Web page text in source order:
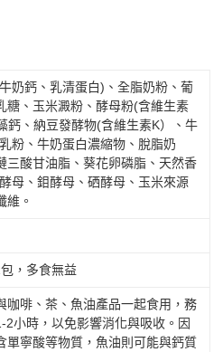
奶鈣、乳清蛋白)、全脂奶粉、葡
糖、玉米澱粉、酵母粉(含維生素
鈣、納豆發酵物(含維生素K）、牛
粉、牛奶蛋白濃縮物、脫脂奶
三酸甘油脂、葵花卵磷脂、天然香
母、鉬酵母、硒酵母、玉米來源
維。
，多食無益
咖啡、茶、魚油產品一起食用，務
2小時，以免影響消化與吸收。因
單寧酸等物質，魚油則可能與鈣質